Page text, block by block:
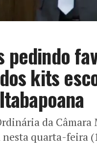
pedindo
kits
da
quarta-feira